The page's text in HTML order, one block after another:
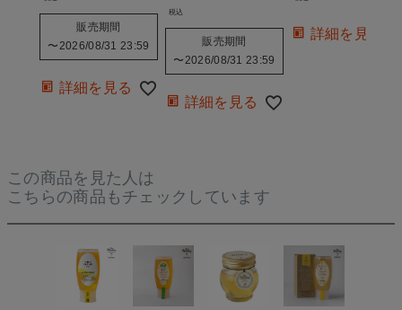
販売期間
〜2026/08/31 23:59
詳細を見る
税込
販売期間
〜2026/08/31 23:59
詳細を見る
詳細を見る
この商品を見た人は
こちらの商品もチェックしています